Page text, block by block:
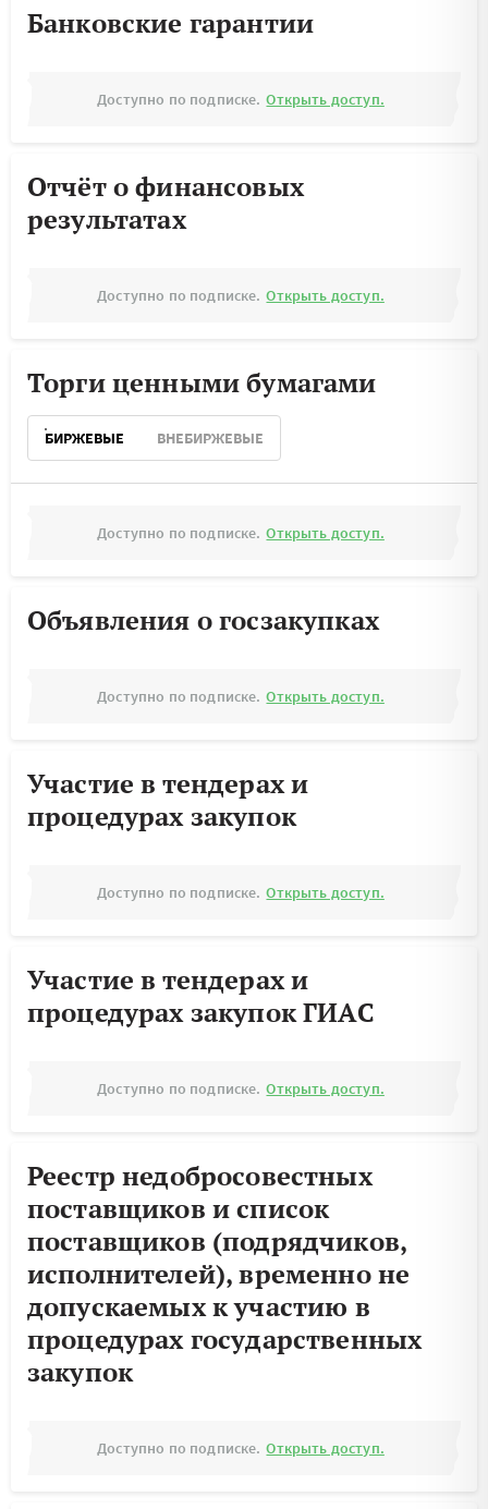
Банковские гарантии
Доступно по подписке. Открыть доступ.
Отчёт о финансовых
результатах
Доступно по подписке. Открыть доступ.
Торги ценными бумагами
БИРЖЕВЫЕ ВНЕБИРЖЕВЫЕ
Доступно по подписке. Открыть доступ.
Объявления о госзакупках
Доступно по подписке. Открыть доступ.
Участие в тендерах и
процедурах закупок
Доступно по подписке. Открыть доступ.
Участие в тендерах и
процедурах закупок ГИАС
Доступно по подписке. Открыть доступ.
Реестр недобросовестных
поставщиков и список
поставщиков (подрядчиков,
исполнителей), временно не
допускаемых к участию в
процедурах государственных
закупок
Доступно по подписке. Открыть доступ.